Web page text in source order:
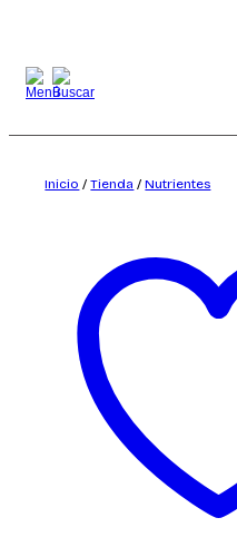
Inicio / Tienda / Nutrientes